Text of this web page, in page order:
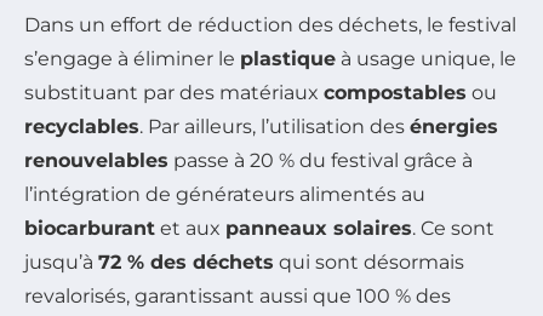
Dans un effort de réduction des déchets, le festival
s’engage à éliminer le plastique à usage unique, le
substituant par des matériaux compostables ou
recyclables. Par ailleurs, l’utilisation des énergies
renouvelables passe à 20 % du festival grâce à
l’intégration de générateurs alimentés au
biocarburant et aux panneaux solaires. Ce sont
jusqu’à 72 % des déchets qui sont désormais
revalorisés, garantissant aussi que 100 % des